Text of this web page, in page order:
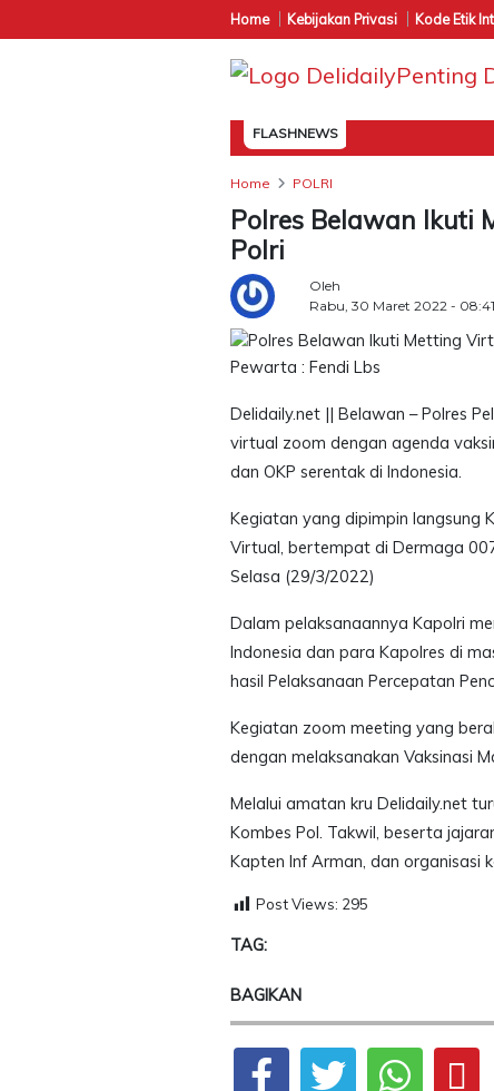
Home Kebijakan Privasi Kode Etik
FLASHNEWS
Home POLRI
Polres Belawan Ikuti
Polri
Oleh
Rabu, 30 Maret 2022 -
Pewarta : Fendi Lbs
Delidaily.net || Belawan – Polres
virtual zoom dengan agenda
dan OKP serentak di Indonesia.
Kegiatan yang dipimpin langsung
Virtual, bertempat di Dermaga
Selasa (29/3/2022)
Dalam pelaksanaannya Kapolri
Indonesia dan para Kapolres di
hasil Pelaksanaan Percepatan
Kegiatan zoom meeting yang
dengan melaksanakan Vaksinasi
Melalui amatan kru Delidaily.net
Kombes Pol. Takwil, beserta
Kapten Inf Arman, dan organisasi
Post Views: 295
TAG:
BAGIKAN